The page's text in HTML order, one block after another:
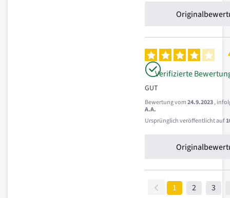
Verifizierte
GUT
Bewertung vom24.9.2023,
A.A.
Ursprünglich veröffentlicht auf
1 2 3